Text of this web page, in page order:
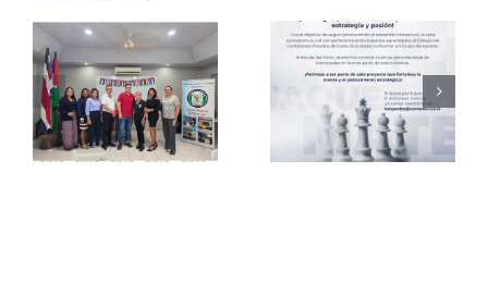
Club de
Ajedrez
CCPCR
Informa